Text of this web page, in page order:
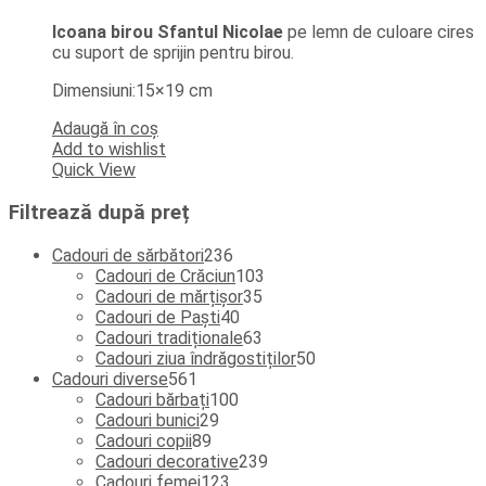
Icoana birou Sfantul Nicolae pe lemn de culoare cires
cu suport de sprijin pentru birou.
Dimensiuni:15×19 cm
Adaugă în coș
Add to wishlist
Quick View
Filtrează după preț
Cadouri de sărbători236
de
produse
Cadouri de Crăciun103
Cadouri de mărțișor35
Cadouri de Paști40
de
produse
Cadouri tradiționale63
de
Cadouri ziua îndrăgostiților50
Cadouri diverse561
de
produse
Cadouri bărbați100
Cadouri bunici29
produse
Cadouri copii89
de
produse
Cadouri decorative239
Cadouri femei123